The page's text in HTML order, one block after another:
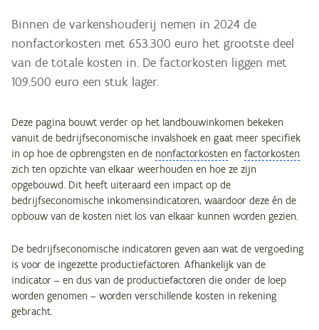
Binnen de varkenshouderij nemen in 2024 de
nonfactorkosten met 653.300 euro het grootste deel
van de totale kosten in. De factorkosten liggen met
109.500 euro een stuk lager.
Deze pagina bouwt verder op het landbouwinkomen bekeken
vanuit de bedrijfseconomische invalshoek en gaat meer specifiek
in op hoe de opbrengsten en de nonfactorkosten en factorkosten
zich ten opzichte van elkaar weerhouden en hoe ze zijn
opgebouwd. Dit heeft uiteraard een impact op de
bedrijfseconomische inkomensindicatoren, waardoor deze én de
opbouw van de kosten niet los van elkaar kunnen worden gezien.
De bedrijfseconomische indicatoren geven aan wat de vergoeding
is voor de ingezette productiefactoren. Afhankelijk van de
indicator – en dus van de productiefactoren die onder de loep
worden genomen – worden verschillende kosten in rekening
gebracht.